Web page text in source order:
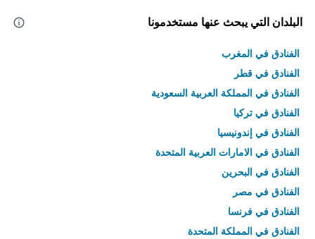
البلدان التي يبحث عنها مستخدمونا
الفنادق في المغرب
الفنادق في قطر
الفنادق في المملكة العربية السعودية
الفنادق في تركيا
الفنادق في إندونيسيا
الفنادق في الامارات العربية المتحدة
الفنادق في البحرين
الفنادق في مصر
الفنادق في فرنسا
الفنادق في المملكة المتحدة